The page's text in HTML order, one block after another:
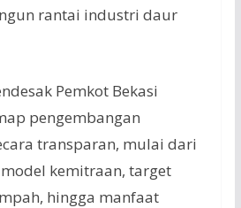
rantai industri daur
Pemkot Bekasi
pengembangan
transparan, mulai dari
kemitraan, target
hingga manfaat